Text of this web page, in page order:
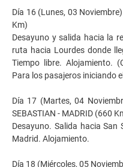
Día 16 (Lunes, 03
Km)
Desayuno y salida hacia la
ruta hacia Lourdes donde
Tiempo libre. Alojamiento.
Para los pasajeros iniciando
Día 17 (Martes, 04
SEBASTIAN - MADRID (660
Desayuno. Salida hacia
Madrid. Alojamiento.
Día 18 (Miércoles, 05